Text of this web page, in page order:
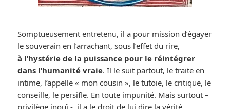
Somptueusement entretenu, il a pour mission d’égayer
le souverain en l’arrachant, sous l’effet du rire,
à l’hystérie de la puissance pour le réintégrer
dans l’humanité vraie. Il le suit partout, le traite en
intime, l’appelle « mon cousin », le tutoie, le critique, le
conseille, le persifle. En toute impunité. Mais surtout –
privilège inouï -, il a le droit de lui dire la vérité.